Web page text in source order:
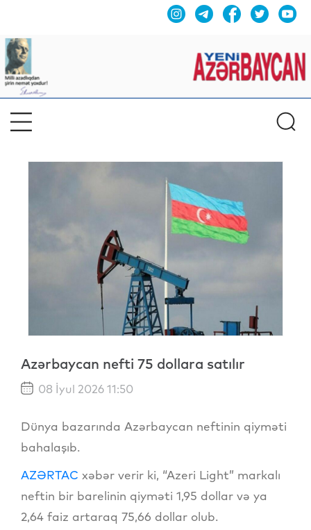
Azərbaycan nefti 75 dollara satılır
08 İyul 2026 11:50
Dünya bazarında Azərbaycan neftinin qiyməti
bahalaşıb.
AZƏRTAC xəbər verir ki, “Azeri Light” markalı
neftin bir barelinin qiyməti 1,95 dollar və ya
2,64 faiz artaraq 75,66 dollar olub.